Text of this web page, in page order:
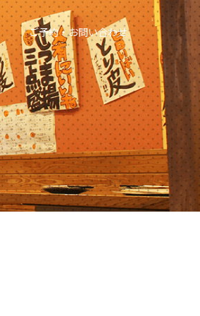
ご予約・お問い合わせ